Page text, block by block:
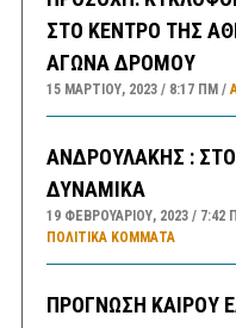
ΣΤΟ ΚΕΝΤΡΟ ΤΗΣ
ΑΓΩΝΑ ΔΡΟΜΟΥ
15 ΜΑΡΤΊΟΥ, 2023 8:17 ΠΜ
ΑΝΔΡΟΥΛΑΚΗΣ :
ΔΥΝΑΜΙΚΑ
19 ΦΕΒΡΟΥΑΡΊΟΥ, 2023 7:42
ΠΟΛΙΤΙΚΆ ΚΌΜΜΑΤΑ
ΠΡΟΓΝΩΣΗ ΚΑΙΡΟΥ